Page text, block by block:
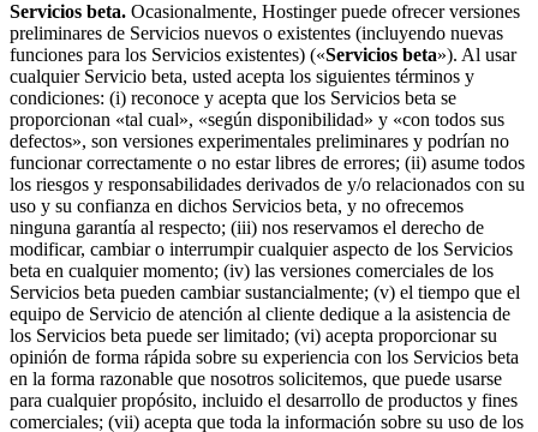
Servicios beta. Ocasionalmente, Hostinger puede ofrecer versiones
preliminares de Servicios nuevos o existentes (incluyendo nuevas
funciones para los Servicios existentes) («Servicios beta»). Al usar
cualquier Servicio beta, usted acepta los siguientes términos y
condiciones: (i) reconoce y acepta que los Servicios beta se
proporcionan «tal cual», «según disponibilidad» y «con todos sus
defectos», son versiones experimentales preliminares y podrían no
funcionar correctamente o no estar libres de errores; (ii) asume todos
los riesgos y responsabilidades derivados de y/o relacionados con su
uso y su confianza en dichos Servicios beta, y no ofrecemos
ninguna garantía al respecto; (iii) nos reservamos el derecho de
modificar, cambiar o interrumpir cualquier aspecto de los Servicios
beta en cualquier momento; (iv) las versiones comerciales de los
Servicios beta pueden cambiar sustancialmente; (v) el tiempo que el
equipo de Servicio de atención al cliente dedique a la asistencia de
los Servicios beta puede ser limitado; (vi) acepta proporcionar su
opinión de forma rápida sobre su experiencia con los Servicios beta
en la forma razonable que nosotros solicitemos, que puede usarse
para cualquier propósito, incluido el desarrollo de productos y fines
comerciales; (vii) acepta que toda la información sobre su uso de los